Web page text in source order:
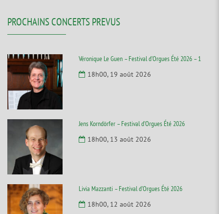
PROCHAINS CONCERTS PREVUS
Véronique Le Guen – Festival d’Orgues Été 2026 – 1
18h00, 19 août 2026
Jens Korndörfer – Festival d’Orgues Été 2026
18h00, 13 août 2026
Livia Mazzanti – Festival d’Orgues Été 2026
18h00, 12 août 2026